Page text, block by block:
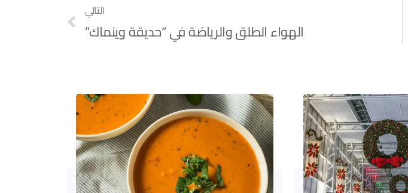
التالي
الهواء الطلق والرياضة في “حديقة وينماك”